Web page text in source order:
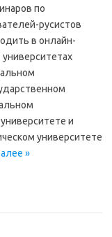
по
русистов
в онлайн-
и
университете
»